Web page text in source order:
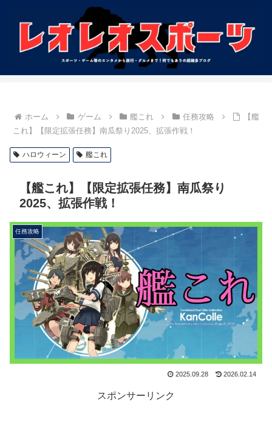
ホーム ゲーム 艦これ 任務攻略
【艦
これ】【限定拡張任務】南瓜祭り2025、拡張作戦！
ハロウィーン 艦これ
【艦これ】【限定拡張任務】南瓜祭り
2025、拡張作戦！
任務攻略
2025.09.28 2026.02.14
スポンサーリンク